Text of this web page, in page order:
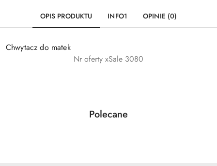
OPIS PRODUKTU INFO1 OPINIE (0)
Chwytacz do matek
Nr oferty xSale 3080
Pomiń karuzelę produktów
Produkty
Polecane